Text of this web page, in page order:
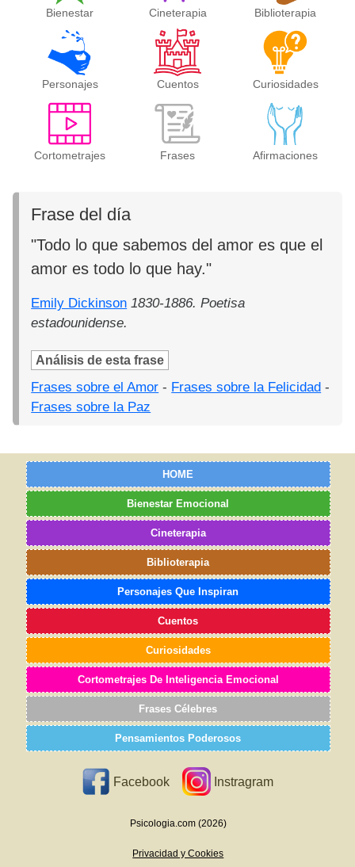
Bienestar Cineterapia Biblioterapia
Personajes Cuentos Curiosidades
Cortometrajes Frases Afirmaciones
Frase del día
"Todo lo que sabemos del amor es que el
amor es todo lo que hay."
Emily Dickinson 1830-1886. Poetisa
estadounidense.
Análisis de esta frase
Frases sobre el Amor - Frases sobre la Felicidad -
Frases sobre la Paz
HOME
Bienestar Emocional
Cineterapia
Biblioterapia
Personajes Que Inspiran
Cuentos
Curiosidades
Cortometrajes De Inteligencia Emocional
Frases Célebres
Pensamientos Poderosos
Facebook Instragram
Psicologia.com (2026)
Privacidad y Cookies